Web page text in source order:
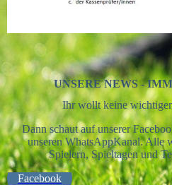
UNSERE NEWS -
Ihr wollt keine
Dann schaut auf unserer
unseren WhatsAppKanal. Alle
Spielern, Spieltagen und
Facebook